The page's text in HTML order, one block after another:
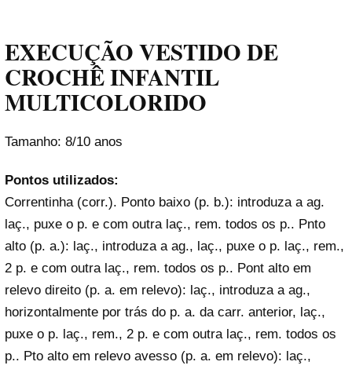
EXECUÇÃO VESTIDO DE
CROCHÊ INFANTIL
MULTICOLORIDO
Tamanho: 8/10 anos
Pontos utilizados:
Correntinha (corr.). Ponto baixo (p. b.): introduza a ag.
laç., puxe o p. e com outra laç., rem. todos os p.. Pnto
alto (p. a.): laç., introduza a ag., laç., puxe o p. laç., rem.,
2 p. e com outra laç., rem. todos os p.. Pont alto em
relevo direito (p. a. em relevo): laç., introduza a ag.,
horizontalmente por trás do p. a. da carr. anterior, laç.,
puxe o p. laç., rem., 2 p. e com outra laç., rem. todos os
p.. Pto alto em relevo avesso (p. a. em relevo): laç.,